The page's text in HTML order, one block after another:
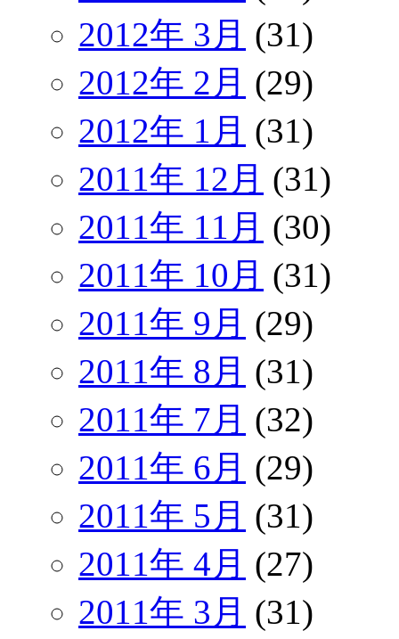
2012年 3月 (31)
2012年 2月 (29)
2012年 1月 (31)
2011年 12月 (31)
2011年 11月 (30)
2011年 10月 (31)
2011年 9月 (29)
2011年 8月 (31)
2011年 7月 (32)
2011年 6月 (29)
2011年 5月 (31)
2011年 4月 (27)
2011年 3月 (31)